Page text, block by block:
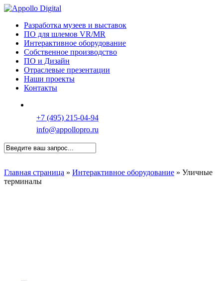
Перейти
основному
содержанию
МенюРазработка музеев и выставок
ПО для шлемов VR/MR
Интерактивное оборудование
Собственное производство
ПО и Дизайн
Отраслевые презентации
Наши проекты
Контакты
+7 (495) 215-04-94
info@appollopro.ru
Главная страница » Интерактивное оборудование » Уличные
терминалы